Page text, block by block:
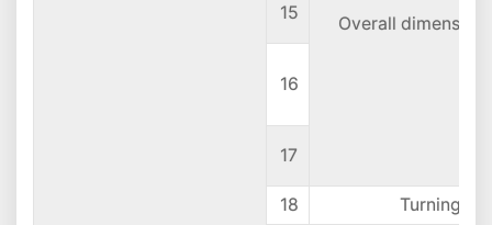
Overall dimensions
15
16
17
18 Turning